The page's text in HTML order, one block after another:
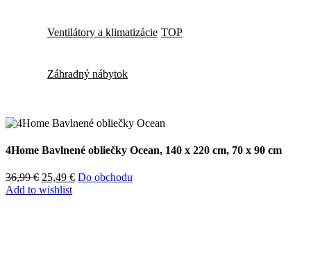
Ventilátory a klimatizácie TOP
Záhradný nábytok
4Home Bavlnené obliečky Ocean, 140 x 220 cm, 70 x 90 cm
36,99€ 25,49 € Do obchodu
Add to wishlist